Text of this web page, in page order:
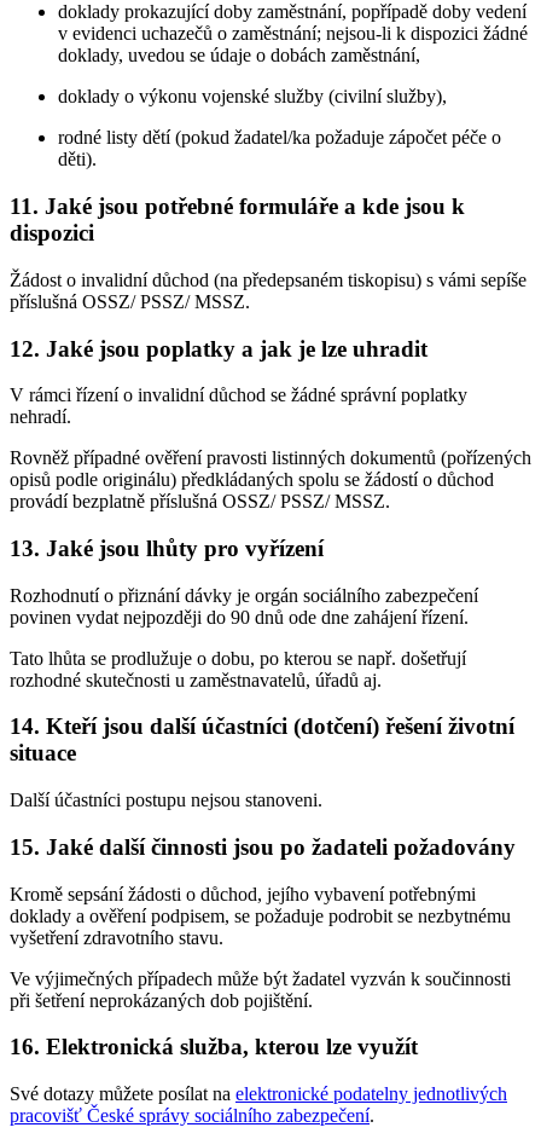
doklady prokazující doby zaměstnání, popřípadě doby vedení
v evidenci uchazečů o zaměstnání; nejsou-li k dispozici žádné
doklady, uvedou se údaje o dobách zaměstnání,
doklady o výkonu vojenské služby (civilní služby),
rodné listy dětí (pokud žadatel/ka požaduje zápočet péče o
děti).
11. Jaké jsou potřebné formuláře a kde jsou k
dispozici
Žádost o invalidní důchod (na předepsaném tiskopisu) s vámi sepíše
příslušná OSSZ/ PSSZ/ MSSZ.
12. Jaké jsou poplatky a jak je lze uhradit
V rámci řízení o invalidní důchod se žádné správní poplatky
nehradí.
Rovněž případné ověření pravosti listinných dokumentů (pořízených
opisů podle originálu) předkládaných spolu se žádostí o důchod
provádí bezplatně příslušná OSSZ/ PSSZ/ MSSZ.
13. Jaké jsou lhůty pro vyřízení
Rozhodnutí o přiznání dávky je orgán sociálního zabezpečení
povinen vydat nejpozději do 90 dnů ode dne zahájení řízení.
Tato lhůta se prodlužuje o dobu, po kterou se např. došetřují
rozhodné skutečnosti u zaměstnavatelů, úřadů aj.
14. Kteří jsou další účastníci (dotčení) řešení životní
situace
Další účastníci postupu nejsou stanoveni.
15. Jaké další činnosti jsou po žadateli požadovány
Kromě sepsání žádosti o důchod, jejího vybavení potřebnými
doklady a ověření podpisem, se požaduje podrobit se nezbytnému
vyšetření zdravotního stavu.
Ve výjimečných případech může být žadatel vyzván k součinnosti
při šetření neprokázaných dob pojištění.
16. Elektronická služba, kterou lze využít
Své dotazy můžete posílat na elektronické podatelny jednotlivých
pracovišť České správy sociálního zabezpečení.